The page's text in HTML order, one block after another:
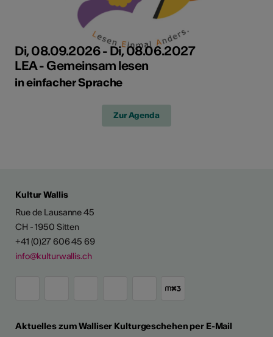
Di, 08.09.2026 - Di, 08.06.2027
LEA - Gemeinsam lesen
in einfacher Sprache
Zur Agenda
Kultur Wallis
Rue de Lausanne 45
CH - 1950 Sitten
+41 (0)27 606 45 69
info@kulturwallis.ch
Aktuelles zum Walliser Kulturgeschehen per E-Mail